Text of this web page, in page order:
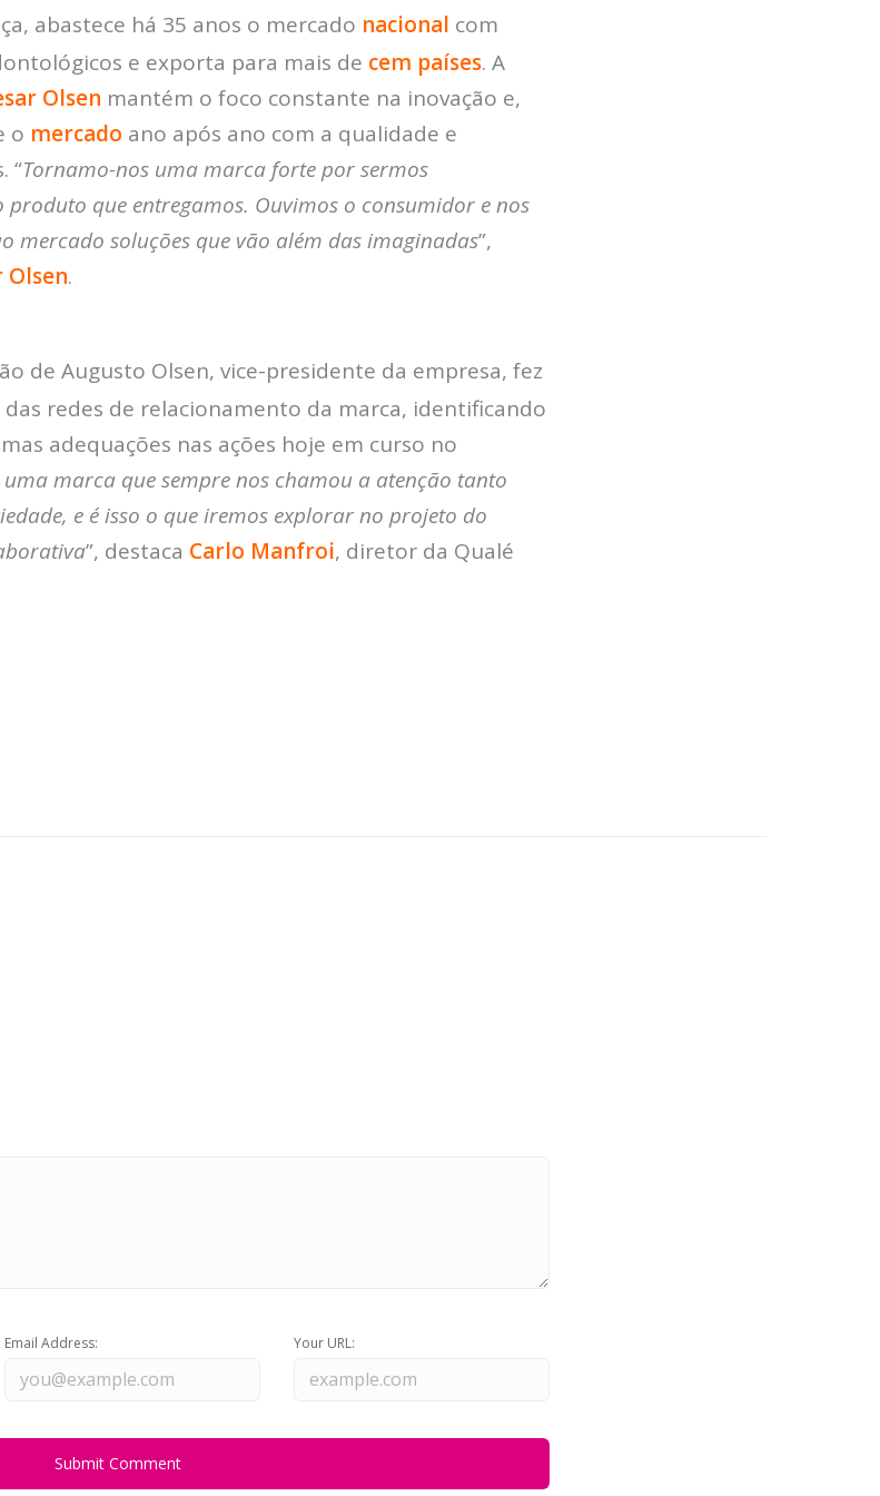
abastece há 35 anos o mercado nacional com
e exporta para mais de cem países. A
Olsen mantém o foco constante na inovação e,
o mercado ano após ano com a qualidade e
“Tornamo-nos uma marca forte por sermos
produto que entregamos. Ouvimos o consumidor e nos
mercado soluções que vão além das imaginadas”,
Olsen.
de Augusto Olsen, vice-presidente da empresa, fez
das redes de relacionamento da marca, identificando
adequações nas ações hoje em curso no
uma marca que sempre nos chamou a atenção tanto
e é isso o que iremos explorar no projeto do
”, destaca Carlo Manfroi, diretor da Qualé
Email Address: Your URL: